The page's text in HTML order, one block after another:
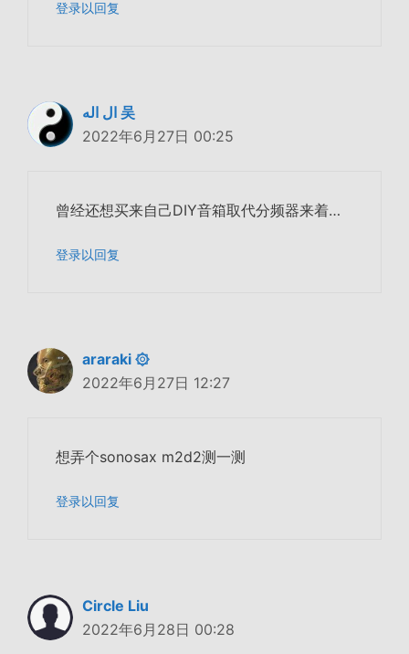
登录以回复
ال اله 吴
2022年6月27日 00:25
曾经还想买来自己DIY音箱取代分频器来着…
登录以回复
araraki ۞
2022年6月27日 12:27
想弄个sonosax m2d2测一测
登录以回复
Circle Liu
2022年6月28日 00:28